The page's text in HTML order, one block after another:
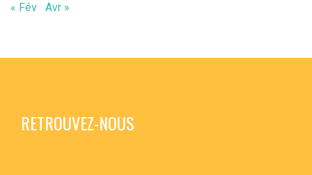
« Fév Avr »
RETROUVEZ-NOUS